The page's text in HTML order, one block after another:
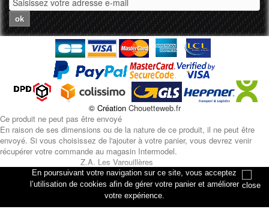
En poursuivant votre navigation sur ce site, vous acceptez
l’utilisation de cookies afin de gérer votre panier et améliorer
votre expérience.
ok
© Création Chouetteweb.fr
Ce produit ne peut pas être envoyé
En raison de ses dimensions ou de la nature de ce produit, il ne peut être
envoyé. Si vous choisissez de l'ajouter à votre panier, vous devrez venir
récupérer votre commande au magasin Intermodel.
Z.A. Les Varouillères
rue des artisans
76330 Petiville
Ajouter au panier